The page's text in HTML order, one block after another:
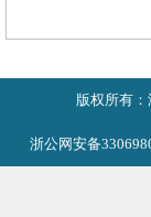
版权所有
浙公网安备